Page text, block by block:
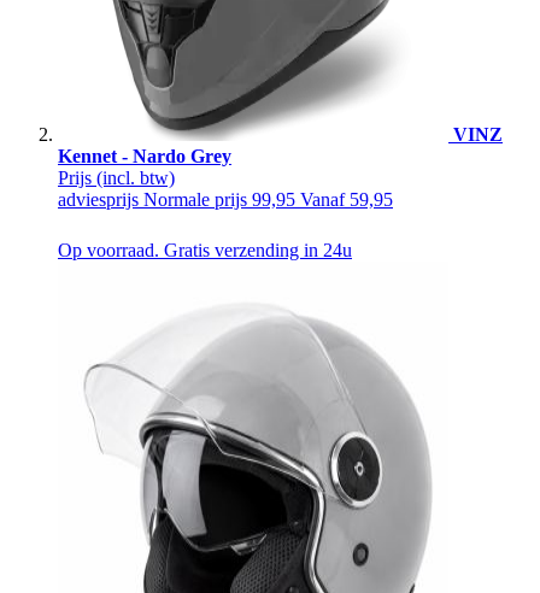
VINZ
Kennet - Nardo Grey
Prijs (incl. btw)
adviesprijs Normale prijs 99,95 Vanaf 59,95
Op voorraad. Gratis verzending in 24u